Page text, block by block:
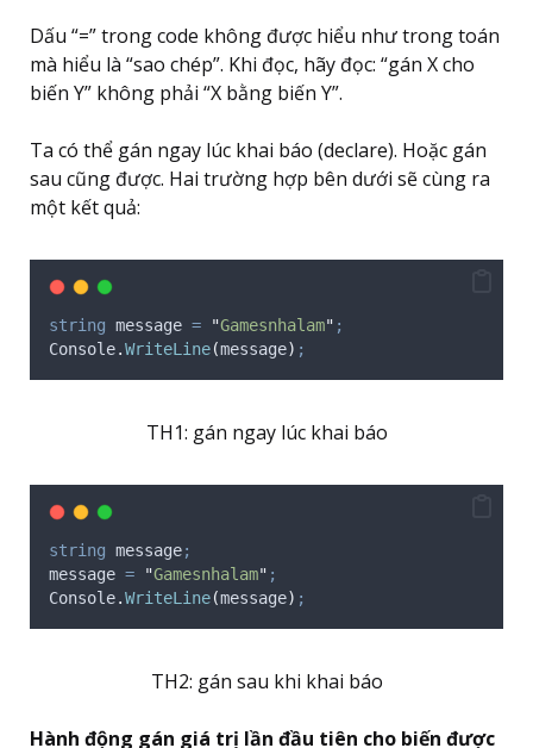
Dấu “=” trong code không được hiểu như trong toán
mà hiểu là “sao chép”. Khi đọc, hãy đọc: “gán X cho
biến Y” không phải “X bằng biến Y”.
Ta có thể gán ngay lúc khai báo (declare). Hoặc gán
sau cũng được. Hai trường hợp bên dưới sẽ cùng ra
một kết quả:
string message = "Gamesnhalam" ;
Console.WriteLine(message) ;
TH1: gán ngay lúc khai báo
string message;
message = "Gamesnhalam" ;
Console.WriteLine(message) ;
TH2: gán sau khi khai báo
Hành động gán giá trị lần đầu tiên cho biến được